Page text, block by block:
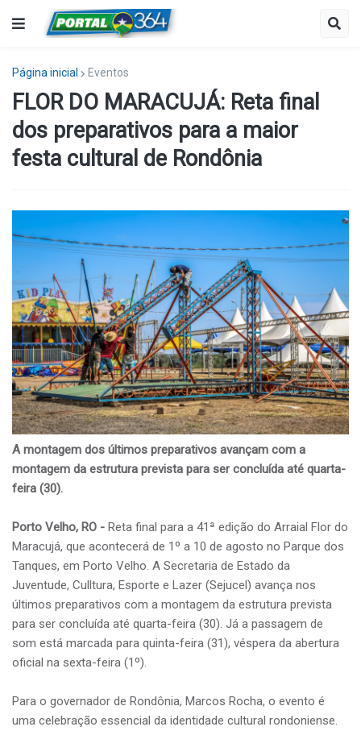
Página inicial Eventos
FLOR DO MARACUJÁ: Reta final
dos preparativos para a maior
festa cultural de Rondônia
A montagem dos últimos preparativos avançam com a
montagem da estrutura prevista para ser concluída até quarta-
feira (30).
Porto Velho, RO - Reta final para a 41ª edição do Arraial Flor do
Maracujá, que acontecerá de 1º a 10 de agosto no Parque dos
Tanques, em Porto Velho. A Secretaria de Estado da
Juventude, Culltura, Esporte e Lazer (Sejucel) avança nos
últimos preparativos com a montagem da estrutura prevista
para ser concluída até quarta-feira (30). Já a passagem de
som está marcada para quinta-feira (31), véspera da abertura
oficial na sexta-feira (1º).
Para o governador de Rondônia, Marcos Rocha, o evento é
uma celebração essencial da identidade cultural rondoniense.